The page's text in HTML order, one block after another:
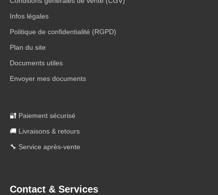
Infos légales
Politique de confidentialité (RGPD)
Plan du site
Documents utiles
Envoyer mes documents
🔐 Paiement sécurisé
🚚 Livraisons & retours
🔧 Service après-vente
Contact & Services